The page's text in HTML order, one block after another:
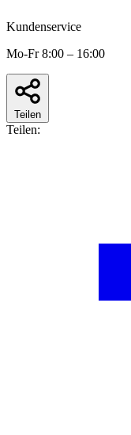
Kundenservice
Mo-Fr 8:00 – 16:00
Teilen
Teilen: